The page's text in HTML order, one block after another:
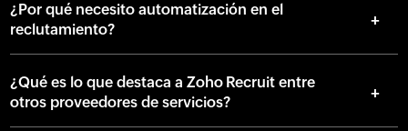
¿Por qué necesito automatización en el
reclutamiento?
¿Qué es lo que destaca a Zoho Recruit entre
otros proveedores de servicios?